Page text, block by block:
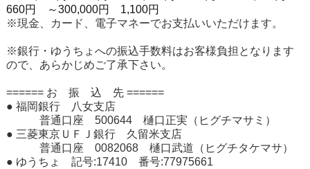
660円
～300,000円 1,100円
※現金、カード、電子マネーでお支払いいただけます。
※銀行・ゆうちょへの振込手数料はお客様負担となります
ので、あらかじめご了承下さい。
====== お 振 込 先 ======
● 福岡銀行 八女支店
普通口座 500644 樋口正実（ヒグチマサミ）
● 三菱東京ＵＦＪ銀行 久留米支店
普通口座 0082068 樋口武道（ヒグチタケマサ）
● ゆうちょ 記号:17410 番号:77975661